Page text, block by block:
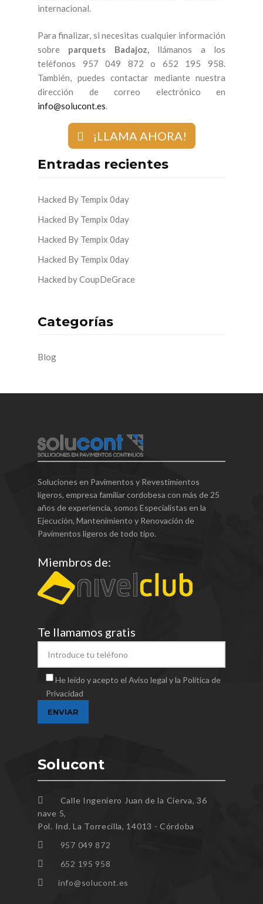
internacional.
Para finalizar, si necesitas cualquier información
sobre parquets Badajoz, llámanos a los
teléfonos 957 049 872 o 652 195 958.
También, puedes contactar mediante nuestra
dirección de correo electrónico en
info@solucont.es.
¡LLAMA AHORA!
Entradas recientes
Hacked By Tempix 0day
Hacked By Tempix 0day
Hacked By Tempix 0day
Hacked By Tempix 0day
Hacked by CoupDeGrace
Categorías
Blog
Soluciones en Pavimentos y Revestimientos
ligeros, empresa familiar cordobesa con más de 25
años de experiencia, somos Especialistas en la
Ejecución, Mantenimiento y Renovación de
Pavimentos ligeros de todo tipo.
Miembros de:
Te llamamos gratis
He leído y acepto el Aviso legal y la Política de
Privacidad
Solucont
Calle Ingeniero Juan de la Cierva, 36
nave 5,
Pol. Ind. La Torrecilla, 14013 - Córdoba
957 049 872
652 195 958
info@solucont.es